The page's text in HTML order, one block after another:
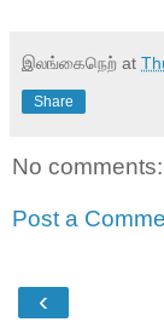
இலங்கைநெற் at
Share
No comments:
Post a
‹